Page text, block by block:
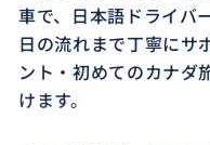
車で、日本語ドライバ
日の流れまで丁寧にサ
ント・初めてのカナダ
けます。